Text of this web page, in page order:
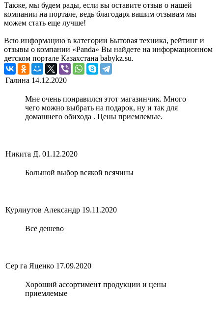
Также, мы будем рады, если вы оставите отзыв о нашей
компании на портале, ведь благодаря вашим отзывам мы
можем стать еще лучше!
Всю информацию в категории Бытовая техника, рейтинг и
отзывы о компании «Panda» Вы найдете на информационном
детском портале Казахстана babykz.su.
Галина 14.12.2020
Мне очень понравился этот магазинчик. Много
чего можно выбрать на подарок, ну и так для
домашнего обихода . Цены приемлемые.
Никита Д. 01.12.2020
Большой выбор всякой всячины
Курлиутов Александр 19.11.2020
Все дешево
Сер га Яценко 17.09.2020
Хороший ассортимент продукции и цены
приемлемые